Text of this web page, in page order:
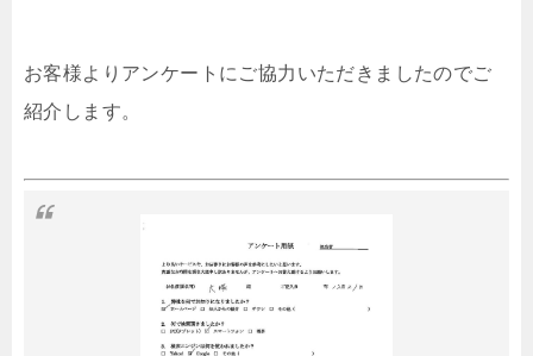
お客様よりアンケートにご協力いただきましたのでご
紹介します。